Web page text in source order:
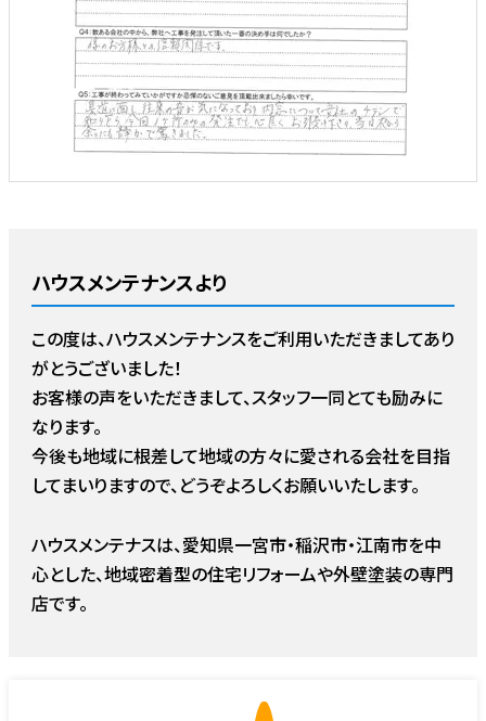
ハウスメンテナンスより
この度は、ハウスメンテナンスをご利用いただきましてあり
がとうございました！
お客様の声をいただきまして、スタッフ一同とても励みに
なります。
今後も地域に根差して地域の方々に愛される会社を目指
してまいりますので、どうぞよろしくお願いいたします。
ハウスメンテナスは、愛知県一宮市・稲沢市・江南市を中
心とした、地域密着型の住宅リフォームや外壁塗装の専門
店です。